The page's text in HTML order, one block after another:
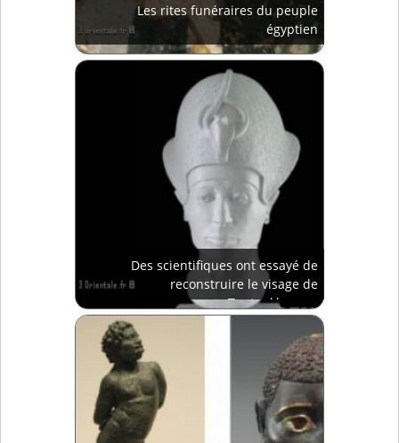
Les rites funéraires du peuple
égyptien
Des scientifiques ont essayé de
reconstruire le visage de
Toutankhamon